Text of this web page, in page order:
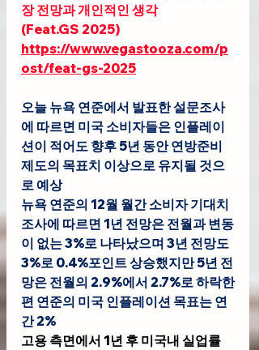
장 전망과 개인적인 생각
(Feat.GS 2025)
https://www.vegastooza.com/p
ost/feat-gs-2025
오늘 뉴욕 연준에서 발표한 설문조사
에 따르면 미국 소비자들은 인플레이
션이 적어도 향후 5년 동안 연방준비
제도의 목표치 이상으로 유지될 것으
로 예상
뉴욕 연준의 12월 월간 소비자 기대치
조사에 따르면 1년 전망은 전월과 변동
이 없는 3%로 나타났으며 3년 전망도
3%로 0.4%포인트 상승했지만 5년 전
망은 전월의 2.9%에서 2.7%로 하락한
편 연준의 미국 인플레이션 목표는 연
간 2%
고용 측면에서 1년 후 미국내 실업률